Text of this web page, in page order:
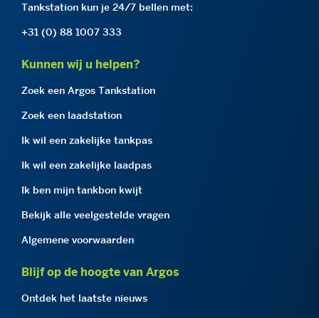
Tankstation kun je 24/7 bellen met:
+31 (0) 88 1007 333
Kunnen wij u helpen?
Zoek een Argos Tankstation
Zoek een laadstation
Ik wil een zakelijke tankpas
Ik wil een zakelijke laadpas
Ik ben mijn tankbon kwijt
Bekijk alle veelgestelde vragen
Algemene voorwaarden
Blijf op de hoogte van Argos
Ontdek het laatste nieuws